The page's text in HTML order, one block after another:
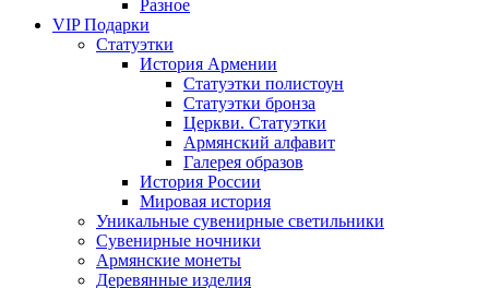
Разное
VIP Подарки
Статуэтки
История Армении
Статуэтки полистоун
Статуэтки бронза
Церкви. Статуэтки
Армянский алфавит
Галерея образов
История России
Мировая история
Уникальные сувенирные светильники
Сувенирные ночники
Армянские монеты
Деревянные изделия